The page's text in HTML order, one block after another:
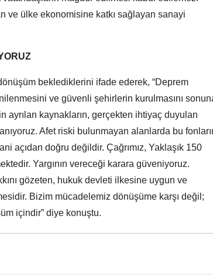
ve ülke ekonomisine katkı sağlayan sanayi
beklediklerini ifade ederek, “Deprem
ve güvenli şehirlerin kurulmasını
ayrılan kaynakların, gerçekten ihtiyaç duyulan
Afet riski bulunmayan alanlarda bu
açıdan doğru değildir. Çağrımız, Yaklaşık 150
Yargının vereceği karara güveniyoruz.
gözeten, hukuk devleti ilkesine uygun ve
Bizim mücadelemiz dönüşüme karşı değil;
içindir” diye konuştu.